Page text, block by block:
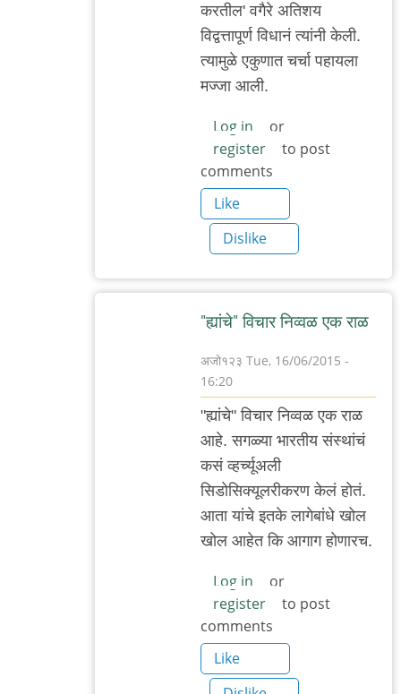
करतील' वगैरे अतिशय
विद्वत्तापूर्ण विधानं त्यांनी केली.
त्यामुळे एकुणात चर्चा पहायला
मज्जा आली.
Log in
or
register
to post
comments
Like
Dislike
"ह्यांचे" विचार निव्वळ एक राळ
अजो१२३ Tue, 16/06/2015 -
16:20
In
reply
सहमत
मी
"ह्यांचे" विचार निव्वळ एक राळ
आहे. सगळ्या भारतीय संस्थांचं
कसं व्हर्च्यूअली
सिडोसिक्यूलरीकरण केलं होतं.
आता यांचे इतके लागेबांधे खोल
खोल आहेत कि आगाग होणारच.
Log in
or
register
to post
comments
Like